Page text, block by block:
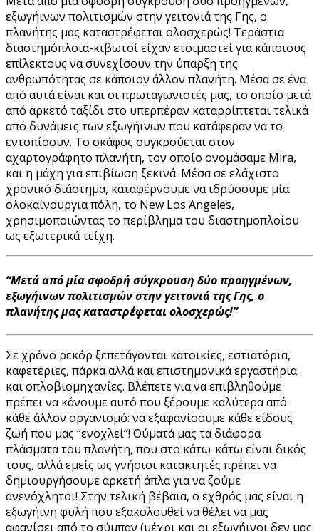
εξωγήινων πολιτισμών στην γειτονιά της Γης, ο
πλανήτης μας καταστρέφεται ολοσχερώς! Τεράστια
διαστημόπλοια-κιβωτοί είχαν ετοιμαστεί για κάποιους
επίλεκτους να συνεχίσουν την ύπαρξη της
ανθρωπότητας σε κάποιον άλλον πλανήτη. Μέσα σε ένα
από αυτά είναι και οι πρωταγωνιστές μας, το οποίο μετά
από αρκετό ταξίδι στο υπερπέραν καταρρίπτεται τελικά
από δυνάμεις των εξωγήινων που κατάφεραν να το
εντοπίσουν. Το σκάφος συγκρούεται στον
αχαρτογράφητο πλανήτη, τον οποίο ονομάσαμε Mira,
και η μάχη για επιβίωση ξεκινά. Μέσα σε ελάχιστο
χρονικό διάστημα, καταφέρνουμε να ιδρύσουμε μία
ολοκαίνουργια πόλη, το New Los Angeles,
χρησιμοποιώντας το περίβλημα του διαστημοπλοίου
ως εξωτερικά τείχη.
“Μετά από μία σφοδρή σύγκρουση δύο προηγμένων,
εξωγήινων πολιτισμών στην γειτονιά της Γης, ο
πλανήτης μας καταστρέφεται ολοσχερώς!”
Σε χρόνο ρεκόρ ξεπετάγονται κατοικίες, εστιατόρια,
καφετέριες, πάρκα αλλά και επιστημονικά εργαστήρια
και οπλοβιομηχανίες. Βλέπετε για να επιβληθούμε
πρέπει να κάνουμε αυτό που ξέρουμε καλύτερα από
κάθε άλλον οργανισμό: να εξαφανίσουμε κάθε είδους
ζωή που μας “ενοχλεί”! Θύματά μας τα διάφορα
πλάσματα του πλανήτη, που στο κάτω-κάτω είναι δικός
τους, αλλά εμείς ως γνήσιοι κατακτητές πρέπει να
δημιουργήσουμε αρκετή άπλα για να ζούμε
ανενόχλητοι! Στην τελική βέβαια, ο εχθρός μας είναι η
εξωγήινη φυλή που εξακολουθεί να θέλει να μας
αφανίσει από το σύμπαν (μέχρι και οι εξωγήινοι δεν μας